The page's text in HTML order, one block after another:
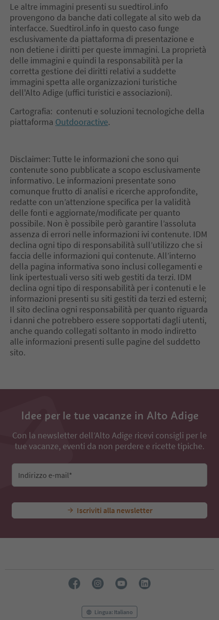
Le altre immagini presenti su suedtirol.info
provengono da banche dati collegate al sito web da
interfacce. Suedtirol.info in questo caso funge
esclusivamente da piattaforma di presentazione e
non detiene i diritti per queste immagini. La proprietà
delle immagini e quindi la responsabilità per la
corretta gestione dei diritti relativi a suddette
immagini spetta alle organizzazioni turistiche
dell'Alto Adige (uffici turistici e associazioni).
Cartografia: contenuti e soluzioni tecnologiche della
piattaforma Outdooractive.
Disclaimer: Tutte le informazioni che sono qui
contenute sono pubblicate a scopo esclusivamente
informativo. Le informazioni presentate sono
comunque frutto di analisi e ricerche approfondite,
redatte con un’attenzione specifica per la validità
delle fonti e aggiornate/modificate per quanto
possibile. Non è possibile però garantire l’assoluta
assenza di errori nelle informazioni ivi contenute. IDM
declina ogni tipo di responsabilità sull’utilizzo che si
faccia delle informazioni qui contenute. All’interno
della pagina informativa sono inclusi collegamenti e
link ipertestuali verso siti web gestiti da terzi. IDM
declina ogni tipo di responsabilità per i contenuti e le
informazioni presenti su siti gestiti da terzi ed esterni;
Il sito declina ogni responsabilità per quanto riguarda
i danni che potrebbero essere sopportati dagli utenti,
anche quando collegati soltanto in modo indiretto
alle informazioni presenti sulle pagine del suddetto
sito.
Idee per le tue vacanze in Alto Adige
Con la newsletter dell’Alto Adige ricevi consigli per le
tue vacanze, eventi da non perdere e ricette tipiche.
Indirizzo e-mail*
Iscriviti alla newsletter
Lingua: Italiano